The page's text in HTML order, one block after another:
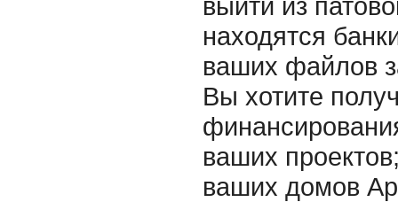
находятся
ваших файлов
Вы хотите
ваших
ваших домов